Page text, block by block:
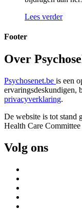
Lees verder
Footer
Over
Psychosenet.be is een
ervaringsdeskundigen,
privacyverklaring.
De website is tot stand
Health Care Committee
Volg ons